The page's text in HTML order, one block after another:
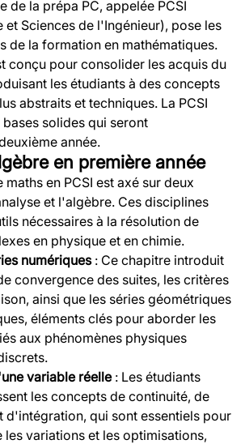
de la prépa PC, appelée PCSI
et Sciences de l'Ingénieur), pose les
de la formation en mathématiques.
conçu pour consolider les acquis du
les étudiants à des concepts
abstraits et techniques. La PCSI
solides qui seront
année.
en première année
en PCSI est axé sur deux
et l'algèbre. Ces disciplines
nécessaires à la résolution de
en physique et en chimie.
numériques: Ce chapitre introduit
convergence des suites, les critères
ainsi que les séries géométriques
éléments clés pour aborder les
aux phénomènes physiques
variable réelle: Les étudiants
les concepts de continuité, de
d'intégration, qui sont essentiels pour
variations et les optimisations,